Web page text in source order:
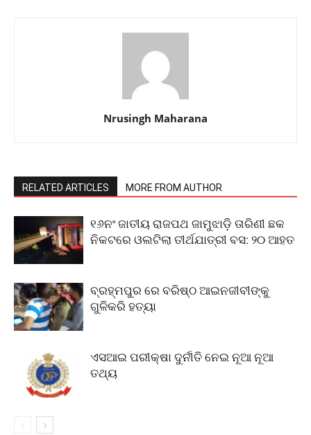
Nrusingh Maharana
RELATED ARTICLES MORE FROM AUTHOR
୧୬ନଂ ଜାତୀୟ ରାଜପଥ ଜାମୁଝାଡ଼ି ତାରିଣୀ ଛକ
ନିକଟରେ ଓଲଟିଲା ତୀର୍ଥଯାତ୍ରୀ ବସ: ୨୦ ଆହତ
ବ୍ରହ୍ମପୁର ରେ ବରିଷ୍ଠ ଆଇନଜୀବୀଙ୍କୁ
ଗୁଳିକରି ହତ୍ୟା
ଏସଆଇ ପରୀକ୍ଷା ଦୁର୍ନୀତି ନେଇ ନୂଆ ନୂଆ
ତଥ୍ୟ